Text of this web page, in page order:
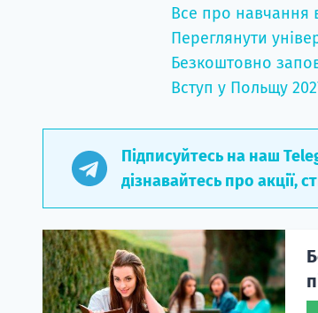
Все про навчання
Переглянути
Безкоштовно
Вступ у Польщу
Підписуйтесь на наш
дізнавайтесь про акції,